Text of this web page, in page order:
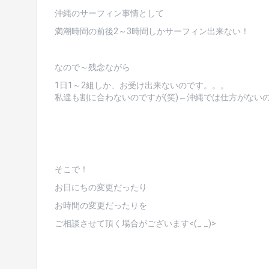
沖縄のサーフィン事情として
満潮時間の前後2～3時間しかサーフィン出来ない！
なので～残念ながら
1日1～2組しか、お受け出来ないのです。。。
私達も割に合わないのですが(笑)←沖縄では仕方がない
そこで！
お日にちの変更だったり
お時間の変更だったりを
ご相談させて頂く場合がございます<(_ _)>